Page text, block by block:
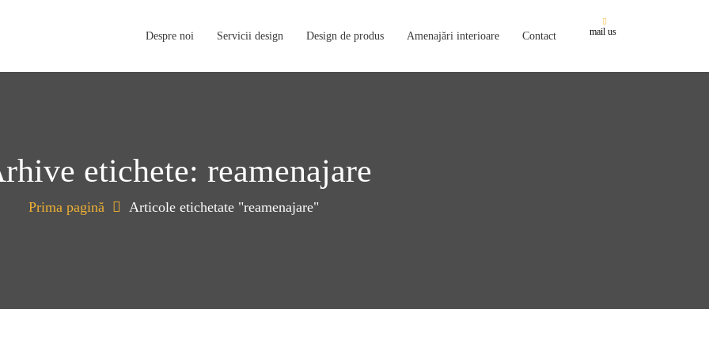
Despre noi Servicii design Design de produs Amenajări interioare Contact mail us
etichete: reamenajare
Prima pagină Articole etichetate "reamenajare"